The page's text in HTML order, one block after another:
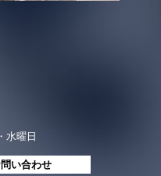
水曜日
い合わせ